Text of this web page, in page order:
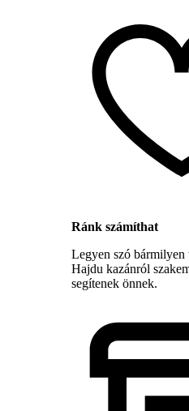
Ránk számíthat
Legyen szó
Hajdu kazánról
segítenek önnek.